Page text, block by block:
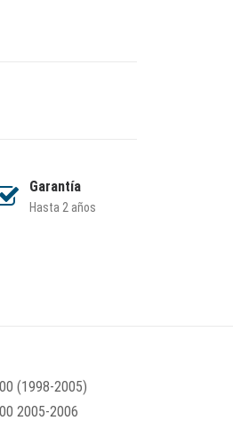
Garantía
Hasta 2 años
(1998-2005)
2005-2006